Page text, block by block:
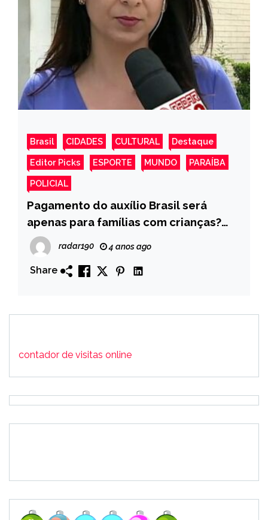
Brasil CIDADES CULTURAL Destaque
Editor Picks ESPORTE MUNDO PARAÍBA
POLICIAL
Pagamento do auxílio Brasil será
apenas para famílias com crianças?
Confira!
radar190 4 anos ago
Share
contador de visitas online